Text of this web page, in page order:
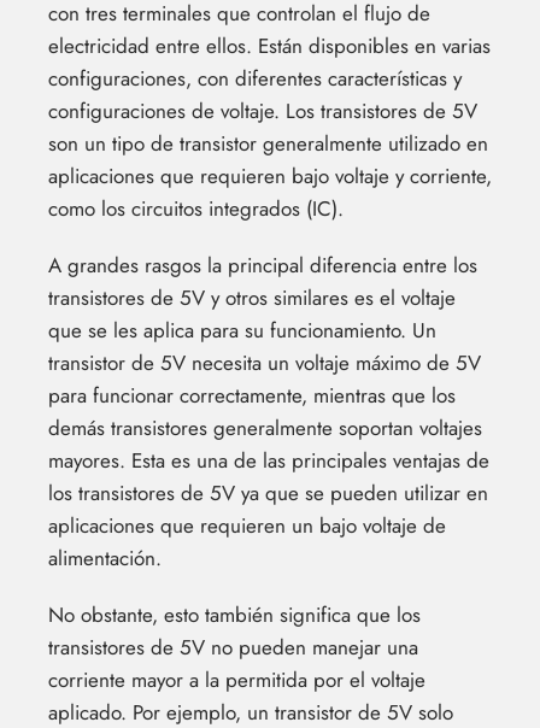
con tres terminales que controlan el flujo de
electricidad entre ellos. Están disponibles en varias
configuraciones, con diferentes características y
configuraciones de voltaje. Los transistores de 5V
son un tipo de transistor generalmente utilizado en
aplicaciones que requieren bajo voltaje y corriente,
como los circuitos integrados (IC).
A grandes rasgos la principal diferencia entre los
transistores de 5V y otros similares es el voltaje
que se les aplica para su funcionamiento. Un
transistor de 5V necesita un voltaje máximo de 5V
para funcionar correctamente, mientras que los
demás transistores generalmente soportan voltajes
mayores. Esta es una de las principales ventajas de
los transistores de 5V ya que se pueden utilizar en
aplicaciones que requieren un bajo voltaje de
alimentación.
No obstante, esto también significa que los
transistores de 5V no pueden manejar una
corriente mayor a la permitida por el voltaje
aplicado. Por ejemplo, un transistor de 5V solo